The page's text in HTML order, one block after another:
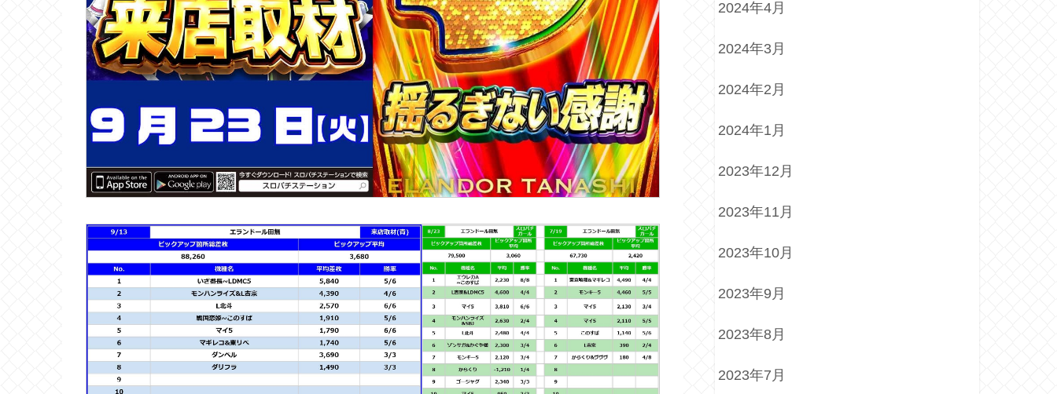
2024年4月
2024年3月
2024年2月
2024年1月
2023年12月
2023年11月
2023年10月
2023年9月
2023年8月
2023年7月